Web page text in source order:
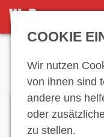
COOKIE
Wir nutzen
von ihnen sind
andere uns
oder
zu stellen.